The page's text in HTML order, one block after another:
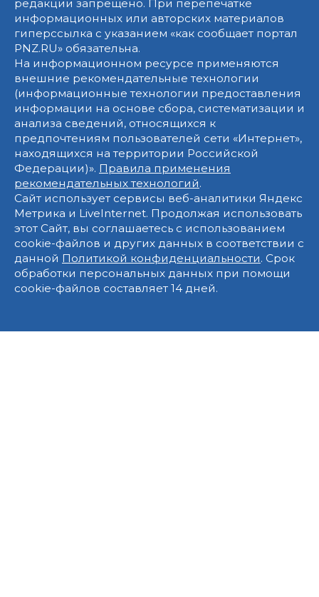
редакции запрещено. При перепечатке
информационных или авторских материалов
гиперссылка с указанием «как сообщает портал
PNZ.RU» обязательна.
На информационном ресурсе применяются
внешние рекомендательные технологии
(информационные технологии предоставления
информации на основе сбора, систематизации и
анализа сведений, относящихся к
предпочтениям пользователей сети «Интернет»,
находящихся на территории Российской
Федерации)». Правила применения
рекомендательных технологий.
Сайт использует сервисы веб-аналитики Яндекс
Метрика и LiveInternet. Продолжая использовать
этот Сайт, вы соглашаетесь с использованием
cookie-файлов и других данных в соответствии с
данной Политикой конфиденциальности. Срок
обработки персональных данных при помощи
cookie-файлов составляет 14 дней.